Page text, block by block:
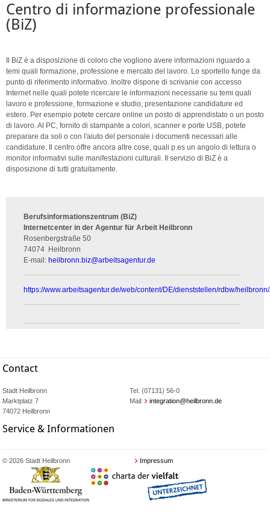
Centro di informazione professionale
(BiZ)
Il BiZ è a disposizione di coloro che vogliono avere informazioni riguardo a
temi quali formazione, professione e mercato del lavoro. Lo sportello funge da
punto di riferimento informativo. Inoltre dispone di scrivanie con accesso
Internet nelle quali potete ricercare le informazioni necessarie su temi quali
lavoro e professione, formazione e studio, presentazione candidature ed
estero. Per esempio potete cercare online un posto di apprendistato o un posto
di lavoro. Al PC, fornito di stampante a colori, scanner e porte USB, potete
preparare da soli o con l'aiuto del personale i documenti necessari alle
candidature. Il centro offre ancora altre cose, quali p.es un angolo di lettura o
monitor informativi sulle manifestazioni culturali. Il servizio di BiZ è a
disposizione di tutti gratuitamente.
Berufsinformationszentrum (BiZ)
Internetcenter in der Agentur für Arbeit Heilbronn
Rosenbergstraße 50
74074 Heilbronn
E-mail: heilbronn.biz@arbeitsagentur.de
https://www.arbeitsagentur.de/web/content/DE/dienststellen/rdbw/
Contact
Stadt Heilbronn
Marktplatz 7
74072 Heilbronn
Tel. (07131) 56-0
Mail:
integration@heilbronn.de
Service & Informationen
© 2026 Stadt Heilbronn Impressum